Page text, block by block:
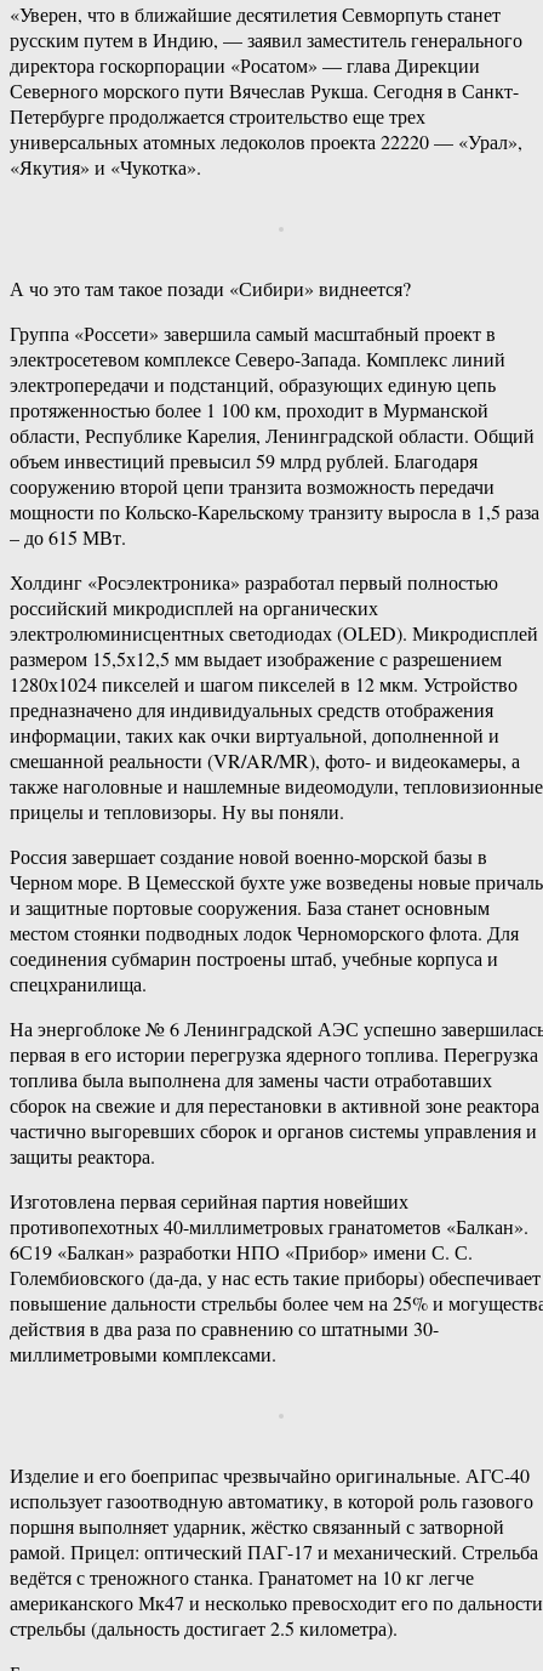
«Уверен, что в ближайшие десятилетия Севморпуть станет
русским путем в Индию, — заявил заместитель генерального
директора госкорпорации «Росатом» — глава Дирекции
Северного морского пути Вячеслав Рукша. Сегодня в Санкт-
Петербурге продолжается строительство еще трех
универсальных атомных ледоколов проекта 22220 — «Урал»,
«Якутия» и «Чукотка».
А чо это там такое позади «Сибири» виднеется?
Группа «Россети» завершила самый масштабный проект в
электросетевом комплексе Северо-Запада. Комплекс линий
электропередачи и подстанций, образующих единую цепь
протяженностью более 1 100 км, проходит в Мурманской
области, Республике Карелия, Ленинградской области. Общий
объем инвестиций превысил 59 млрд рублей. Благодаря
сооружению второй цепи транзита возможность передачи
мощности по Кольско-Карельскому транзиту выросла в 1,5 раза
– до 615 МВт.
Холдинг «Росэлектроника» разработал первый полностью
российский микродисплей на органических
электролюминисцентных светодиодах (OLED). Микродисплей
размером 15,5х12,5 мм выдает изображение с разрешением
1280х1024 пикселей и шагом пикселей в 12 мкм. Устройство
предназначено для индивидуальных средств отображения
информации, таких как очки виртуальной, дополненной и
смешанной реальности (VR/AR/MR), фото- и видеокамеры, а
также наголовные и нашлемные видеомодули, тепловизионные
прицелы и тепловизоры. Ну вы поняли.
Россия завершает создание новой военно-морской базы в
Черном море. В Цемесской бухте уже возведены новые
и защитные портовые сооружения. База станет основным
местом стоянки подводных лодок Черноморского флота. Для
соединения субмарин построены штаб, учебные корпуса и
спецхранилища.
На энергоблоке № 6 Ленинградской АЭС успешно
первая в его истории перегрузка ядерного топлива. Перегрузка
топлива была выполнена для замены части отработавших
сборок на свежие и для перестановки в активной зоне реактора
частично выгоревших сборок и органов системы управления и
защиты реактора.
Изготовлена первая серийная партия новейших
противопехотных 40-миллиметровых гранатометов «Балкан».
6С19 «Балкан» разработки НПО «Прибор» имени С. С.
Голембиовского (да-да, у нас есть такие приборы) обеспечивает
повышение дальности стрельбы более чем на 25% и
действия в два раза по сравнению со штатными 30-
миллиметровыми комплексами.
Изделие и его боеприпас чрезвычайно оригинальные. АГС-40
использует газоотводную автоматику, в которой роль газового
поршня выполняет ударник, жёстко связанный с затворной
рамой. Прицел: оптический ПАГ-17 и механический. Стрельба
ведётся с треножного станка. Гранатомет на 10 кг легче
американского Мк47 и несколько превосходит его по дальности
стрельбы (дальность достигает 2.5 километра).